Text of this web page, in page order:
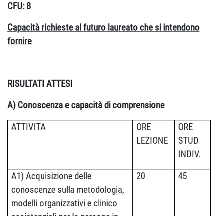
CFU: 8
Capacità richieste al futuro laureato che si intendono
fornire
RISULTATI ATTESI
A) Conoscenza e capacità di comprensione
ATTIVITA
ORE
LEZIONE
ORE
STUD
INDIV.
A1) Acquisizione delle
conoscenze sulla metodologia,
modelli organizzativi e clinico
20 45